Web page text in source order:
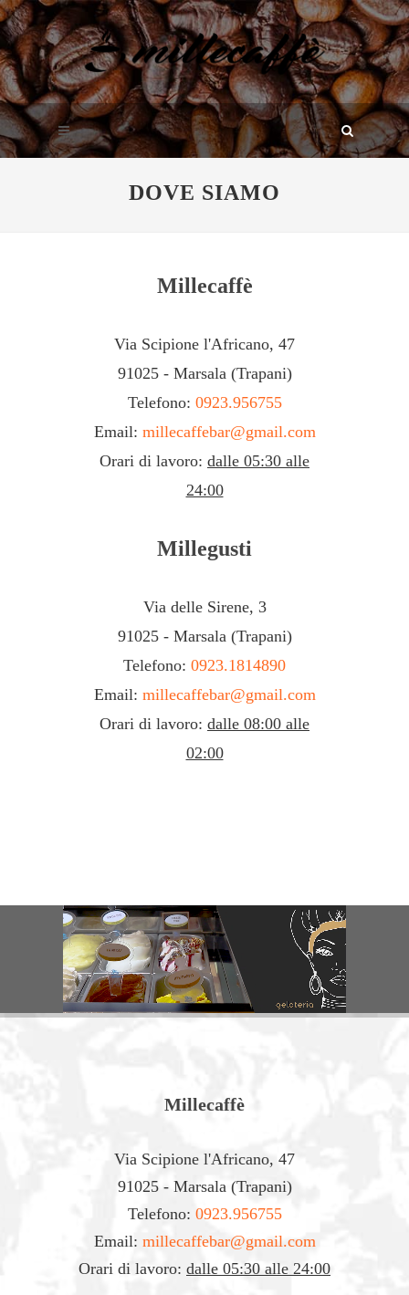
DOVE SIAMO
Millecaffè
Via Scipione l'Africano, 47
91025 - Marsala (Trapani)
Telefono: 0923.956755
Email: millecaffebar@gmail.com
Orari di lavoro: dalle 05:30 alle
24:00
Millegusti
Via delle Sirene, 3
91025 - Marsala (Trapani)
Telefono: 0923.1814890
Email: millecaffebar@gmail.com
Orari di lavoro: dalle 08:00 alle
02:00
VIENI A TROVARCI
Millegusti a Marsala (Trapani)
Via delle Sirene, 3
Millecaffè
Via Scipione l'Africano, 47
91025 - Marsala (Trapani)
Telefono: 0923.956755
Email: millecaffebar@gmail.com
Orari di lavoro: dalle 05:30 alle 24:00